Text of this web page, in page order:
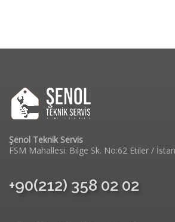
Şenol Teknik Servis
FSM Mahallesi. Bilge Sk. No:62 Etiler /
+90(212) 358 02 02